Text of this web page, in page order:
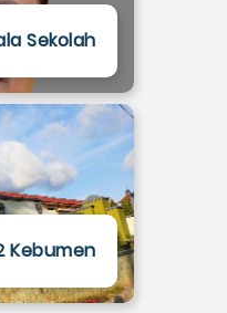
Sekolah
Kebumen